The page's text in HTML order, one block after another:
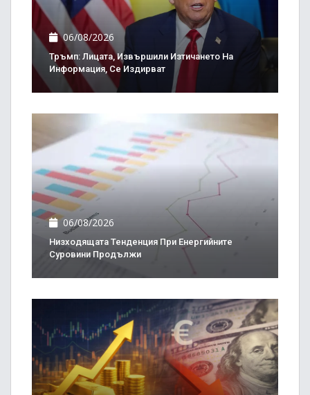
06/08/2026
Тръмп: Лицата, Извършили Изтичането На
Информация, Се Издирват
06/08/2026
Низходящата Тенденция При Енергийните
Суровини Продължи